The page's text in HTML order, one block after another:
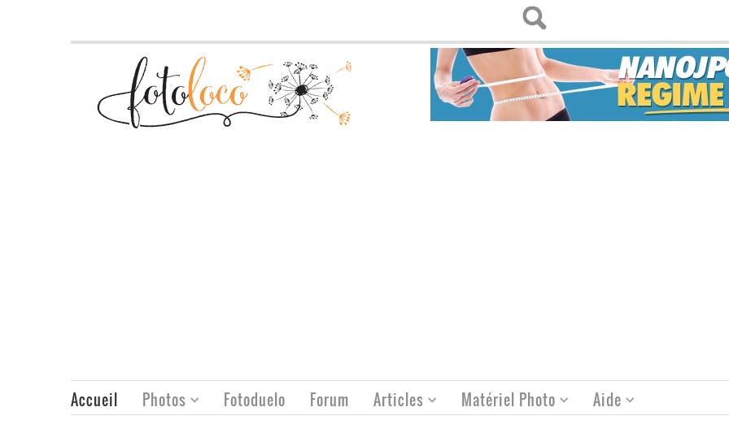
Accueil Photos Fotoduelo Forum Articles Matériel Photo Aide